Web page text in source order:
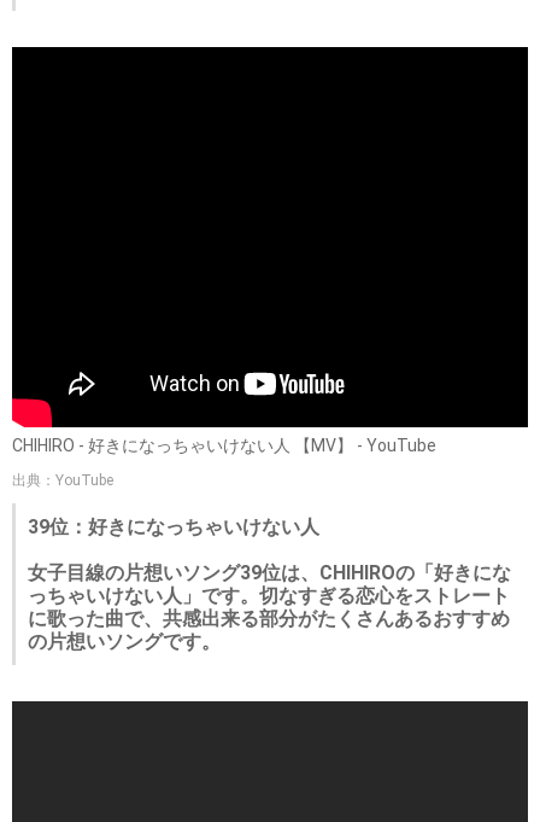
CHIHIRO - 好きになっちゃいけない人 【MV】 - YouTube
出典：YouTube
39位：好きになっちゃいけない人
女子目線の片想いソング39位は、CHIHIROの「好きにな
っちゃいけない人」です。切なすぎる恋心をストレート
に歌った曲で、共感出来る部分がたくさんあるおすすめ
の片想いソングです。